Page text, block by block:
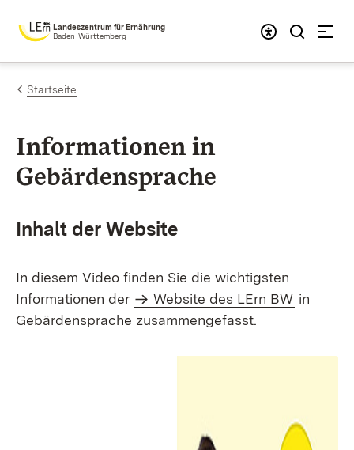
Zum Inhalt springen
Landeszentrum für Ernährung
Baden-Württemberg
Startseite
Informationen in
Gebärdensprache
Inhalt der Website
In diesem Video finden Sie die wichtigsten
Informationen der
Website des LErn BW in
Gebärdensprache zusammengefasst.